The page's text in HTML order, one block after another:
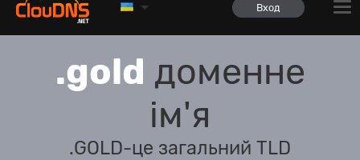
Вход
.gold доменне
ім'я
.GOLD-це загальний TLD